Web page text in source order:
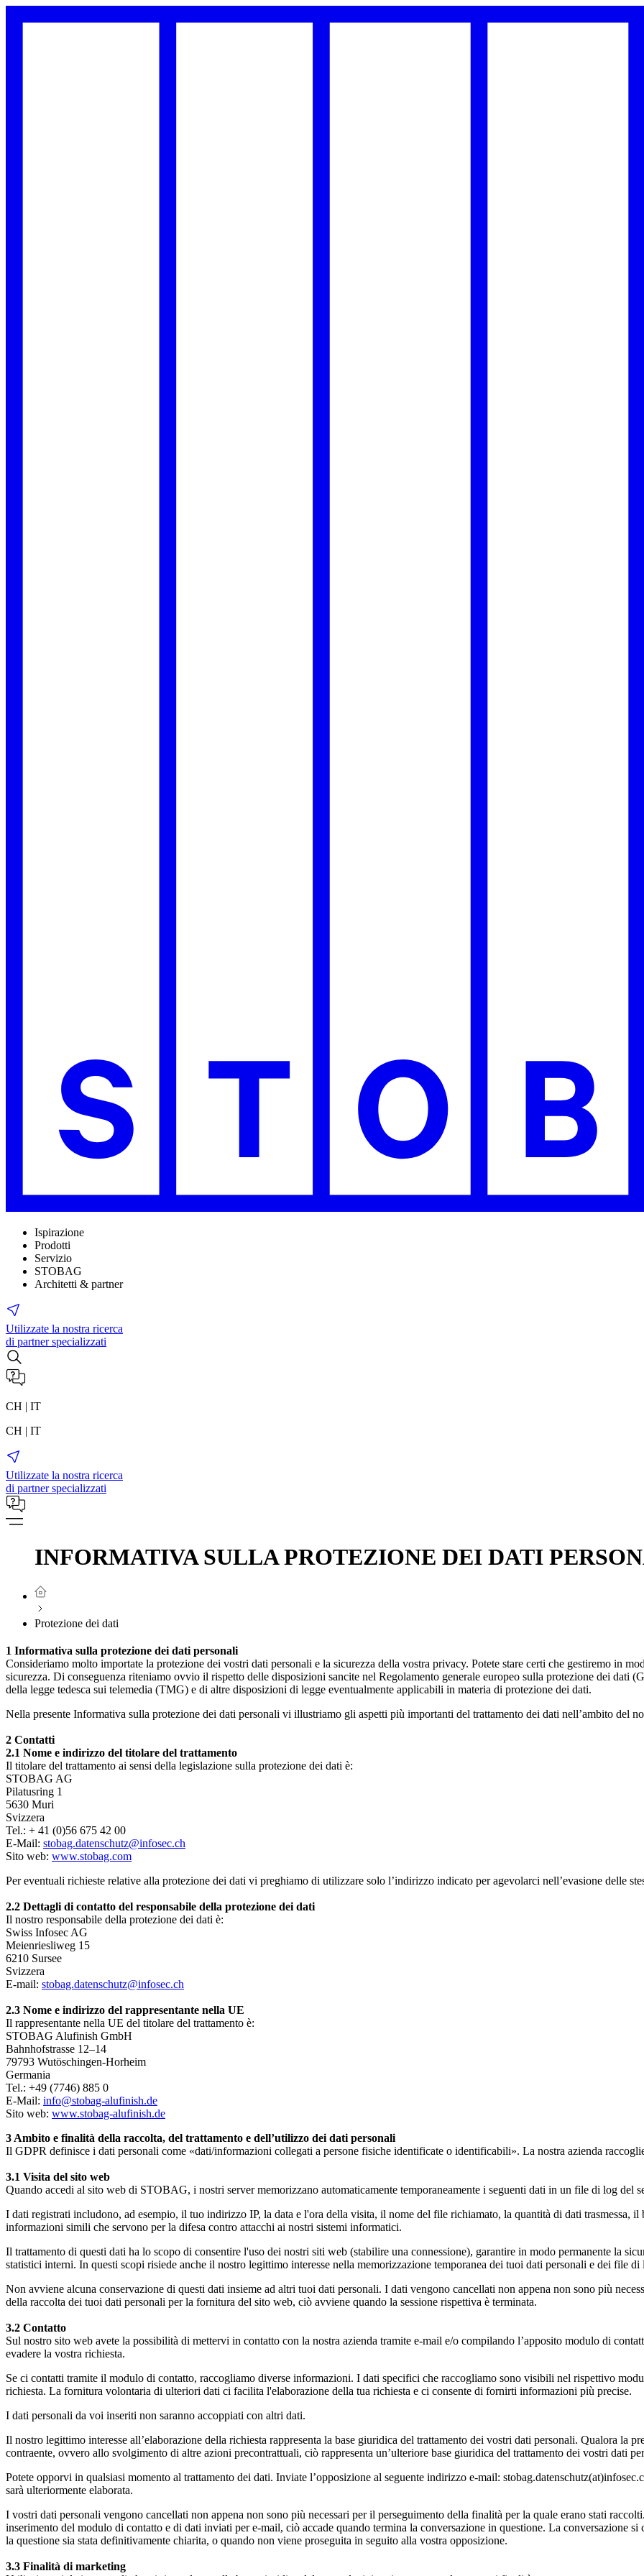
Ispirazione
Prodotti
Servizio
STOBAG
Architetti & partner
Utilizzate la nostra ricerca
di partner specializzati
CH | IT
CH | IT
Utilizzate la nostra ricerca
di partner specializzati
INFORMATIVA SULLA PROTEZIONE DEI DATI
Protezione dei dati
1 Informativa sulla protezione dei dati personali
Consideriamo molto importate la protezione dei vostri dati personali e la sicurezza della vostra privacy. Potete stare certi che gestiremo in
sicurezza. Di conseguenza riteniamo ovvio il rispetto delle disposizioni sancite nel Regolamento generale europeo sulla protezione dei dati
della legge tedesca sui telemedia (TMG) e di altre disposizioni di legge eventualmente applicabili in materia di protezione dei dati.
Nella presente Informativa sulla protezione dei dati personali vi illustriamo gli aspetti più importanti del trattamento dei dati nell’ambito del
⁠2 Contatti
2.1 Nome e indirizzo del titolare del trattamento
Il titolare del trattamento ai sensi della legislazione sulla protezione dei dati è:
STOBAG AG
Pilatusring 1
5630 Muri
Svizzera
Tel.: + 41 (0)56 675 42 00
E-Mail: stobag.datenschutz@infosec.ch
Sito web: www.stobag.com
Per eventuali richieste relative alla protezione dei dati vi preghiamo di utilizzare solo l’indirizzo indicato per agevolarci nell’evasione delle
⁠2.2 Dettagli di contatto del responsabile della protezione dei dati
Il nostro responsabile della protezione dei dati è:
Swiss Infosec AG
Meienriesliweg 15
6210 Sursee
Svizzera
E-mail: stobag.datenschutz@infosec.ch
2.3 Nome e indirizzo del rappresentante nella UE
Il rappresentante nella UE del titolare del trattamento è:
STOBAG Alufinish GmbH
Bahnhofstrasse 12–14
79793 Wutöschingen-Horheim
Germania
Tel.: +49 (7746) 885 0
E-Mail: info@stobag-alufinish.de
Sito web: www.stobag-alufinish.de
3 Ambito e finalità della raccolta, del trattamento e dell’utilizzo dei dati personali
Il GDPR definisce i dati personali come «dati/informazioni collegati a persone fisiche identificate o identificabili». La nostra azienda
⁠3.1 Visita del sito web
Quando accedi al sito web di STOBAG, i nostri server memorizzano automaticamente temporaneamente i seguenti dati in un file di log del
I dati registrati includono, ad esempio, il tuo indirizzo IP, la data e l'ora della visita, il nome del file richiamato, la quantità di dati trasmessa,
informazioni simili che servono per la difesa contro attacchi ai nostri sistemi informatici.
Il trattamento di questi dati ha lo scopo di consentire l'uso dei nostri siti web (stabilire una connessione), garantire in modo permanente la
statistici interni. In questi scopi risiede anche il nostro legittimo interesse nella memorizzazione temporanea dei tuoi dati personali e dei file di
Non avviene alcuna conservazione di questi dati insieme ad altri tuoi dati personali. I dati vengono cancellati non appena non sono più
della raccolta dei tuoi dati personali per la fornitura del sito web, ciò avviene quando la sessione rispettiva è terminata.
⁠3.2 Contatto
Sul nostro sito web avete la possibilità di mettervi in contatto con la nostra azienda tramite e-mail e/o compilando l’apposito modulo di
evadere la vostra richiesta.
Se ci contatti tramite il modulo di contatto, raccogliamo diverse informazioni. I dati specifici che raccogliamo sono visibili nel rispettivo
richiesta. La fornitura volontaria di ulteriori dati ci facilita l'elaborazione della tua richiesta e ci consente di fornirti informazioni più precise.
I dati personali da voi inseriti non saranno accoppiati con altri dati.
Il nostro legittimo interesse all’elaborazione della richiesta rappresenta la base giuridica del trattamento dei vostri dati personali. Qualora la
contraente, ovvero allo svolgimento di altre azioni precontrattuali, ciò rappresenta un’ulteriore base giuridica del trattamento dei vostri dati
Potete opporvi in qualsiasi momento al trattamento dei dati. Inviate l’opposizione al seguente indirizzo e-mail:
sarà ulteriormente elaborata.
I vostri dati personali vengono cancellati non appena non sono più necessari per il perseguimento della finalità per la quale erano stati
inserimento del modulo di contatto e di dati inviati per e-mail, ciò accade quando termina la conversazione in questione. La conversazione si
la questione sia stata definitivamente chiarita, o quando non viene proseguita in seguito alla vostra opposizione.
⁠3.3 Finalità di marketing